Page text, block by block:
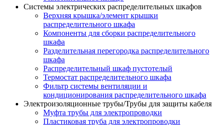
Системы электрических распределительных шкафов
Верхняя крышка/элемент крышки
распределительного шкафа
Компоненты для сборки распределительного
шкафа
Разделительная перегородка распределительного
шкафа
Распределительный шкаф пустотелый
Термостат распределительного шкафа
Фильтр системы вентиляции и
кондиционирования распределительного шкафа
Электроизоляционные трубы/Трубы для защиты кабеля
Муфта трубы для электропроводки
Пластиковая труба для электропроводки